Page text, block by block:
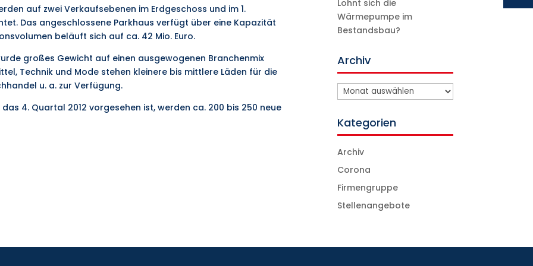
auf zwei Verkaufsebenen im Erdgeschoss und im 1.
Das angeschlossene Parkhaus verfügt über eine Kapazität
beläuft sich auf ca. 42 Mio. Euro.
großes Gewicht auf einen ausgewogenen Branchenmix
Technik und Mode stehen kleinere bis mittlere Läden für die
u. a. zur Verfügung.
4. Quartal 2012 vorgesehen ist, werden ca. 200 bis 250 neue
Lohnt sich die
Wärmepumpe im
Bestandsbau?
Archiv
Archiv
Kategorien
Archiv
Corona
Firmengruppe
Stellenangebote